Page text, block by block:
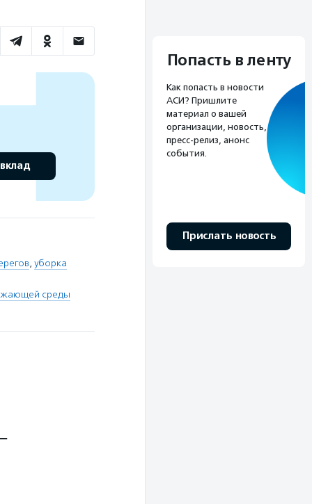
, уборка
среды
Попасть в ленту
Как попасть в новости
АСИ? Пришлите
материал о вашей
организации, новость,
пресс-релиз, анонс
события.
Прислать новость